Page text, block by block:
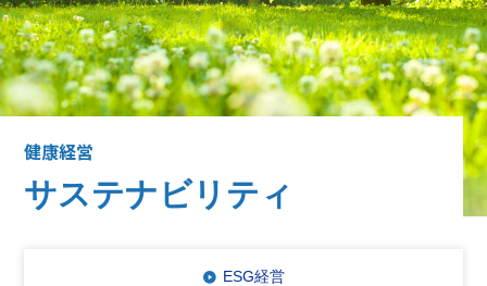
健康経営
サステナビリティ
ESG経営